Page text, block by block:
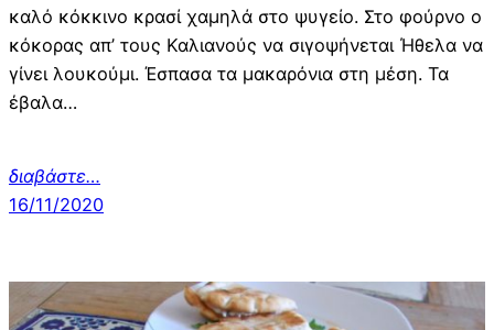
καλό κόκκινο κρασί χαμηλά στο ψυγείο. Στο φούρνο ο
κόκορας απ’ τους Καλιανούς να σιγοψήνεται Ήθελα να
γίνει λουκούμι. Έσπασα τα μακαρόνια στη μέση. Τα
έβαλα…
διαβάστε…
16/11/2020